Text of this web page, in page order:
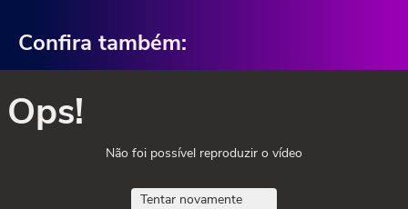
Confira também:
Ops!
Não foi possível reproduzir o vídeo
Tentar novamente